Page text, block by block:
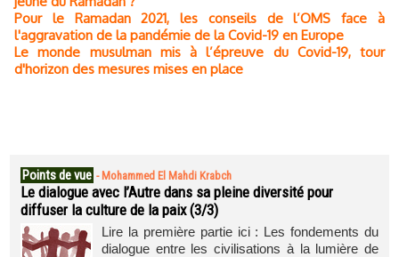
Pour le Ramadan 2021, les conseils de l’OMS face à
l'aggravation de la pandémie de la Covid-19 en Europe
Le monde musulman mis à l’épreuve du Covid-19, tour
d'horizon des mesures mises en place
Points de vue - Mohammed El Mahdi Krabch
Le dialogue avec l’Autre dans sa pleine diversité pour
diffuser la culture de la paix (3/3)
Lire la première partie ici : Les fondements du
dialogue entre les civilisations à la lumière de